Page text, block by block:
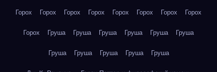
Горох Горох Горох Горох Горох Горох Горох Горох
Горох Груша Груша Груша Груша Груша Груша
Груша Груша Груша Груша Груша